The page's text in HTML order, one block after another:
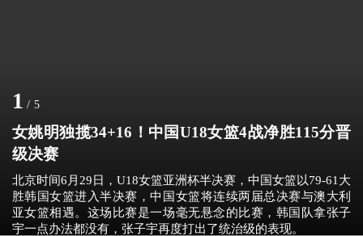
1 / 5
女姚明独揽34+16！中国U18女篮4战净胜115分晋
级决赛
北京时间6月29日，U18女篮亚洲杯半决赛，中国女篮以79-61大
胜韩国女篮进入半决赛，中国女篮将连续两届总决赛与澳大利
亚女篮相遇。这场比赛是一场毫无悬念的比赛，韩国队拿张子
宇一点办法都没有，张子宇再度打出了统治级的表现。